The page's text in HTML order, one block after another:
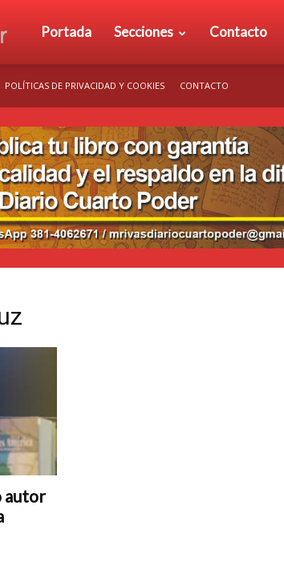
Diario
Poder
Portada Secciones Contacto
POLÍTICAS DE PRIVACIDAD Y COOKIES CONTACTO
autor